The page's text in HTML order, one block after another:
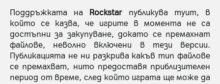
Поддръжката на Rockstarпубликува туит, в
който се казва, че игрите в момента не са
достъпни за закупуване, докато се премахнат
файлове, неволно включени в тези версии.
Публикацията не ни разкрива какъв тип файлове
се премахват, нито предоставя приблизителен
период от време, след който играта ще може да